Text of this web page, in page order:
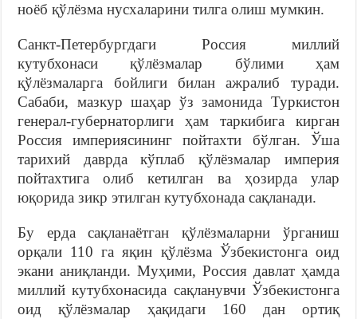
ноёб қўлёзма нусхаларини тилга олиш мумкин.
Санкт-Петербургдаги Россия миллий
кутубхонаси қўлёзмалар бўлими ҳам
қўлёзмаларга бойлиги билан ажралиб туради.
Сабаби, мазкур шаҳар ўз замонида Туркистон
генерал-губернаторлиги ҳам таркибига кирган
Россия империясининг пойтахти бўлган. Ўша
тарихий даврда кўплаб қўлёзмалар империя
пойтахтига олиб кетилган ва ҳозирда улар
юқорида зикр этилган кутубхонада сақланади.
Бу ерда сақланаётган қўлёзмаларни ўрганиш
орқали 110 га яқин қўлёзма Ўзбекистонга оид
экани аниқланди. Муҳими, Россия давлат ҳамда
миллий кутубхонасида сақланувчи Ўзбекистонга
оид қўлёзмалар ҳақидаги 160 дан ортиқ